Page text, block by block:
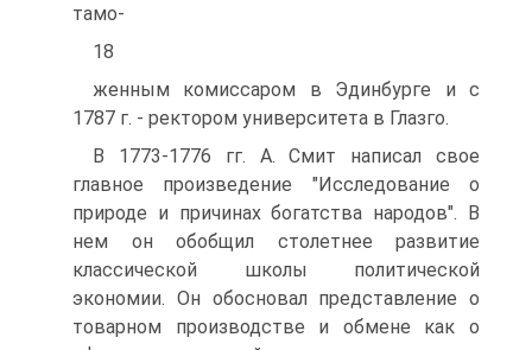
тамо-
18
женным комиссаром в Эдинбурге и с
1787 г. - ректором университета в Глазго.
В 1773-1776 гг. А. Смит написал свое
главное произведение "Исследование о
природе и причинах богатства народов". В
нем он обобщил столетнее развитие
классической школы политической
экономии. Он обосновал представление о
товарном производстве и обмене как о